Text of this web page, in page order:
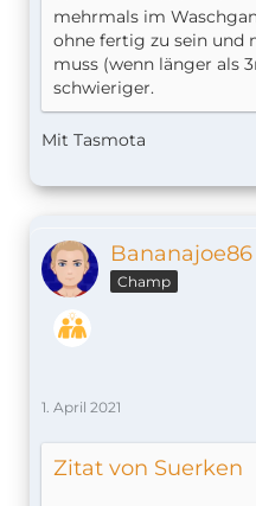
mehrmals im
ohne fertig zu sein und
muss (wenn länger als
schwieriger.
Mit Tasmota
Bananajoe86
Champ
1. April 2021
Zitat von Suerken